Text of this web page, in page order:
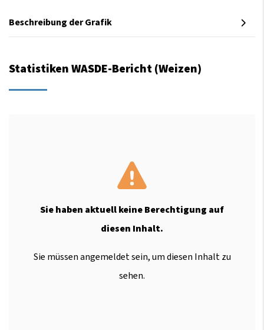
Beschreibung der Grafik
Statistiken WASDE-Bericht (Weizen)
Sie haben aktuell keine Berechtigung auf
diesen Inhalt.
Sie müssen angemeldet sein, um diesen Inhalt zu
sehen.